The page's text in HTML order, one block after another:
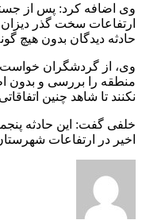
وی اضافه کرد: پس از
ارتفاعات سخت گذر دیزان
حادثه دیدگان بدون هیچ
وی، از گردشگران خواست
منطقه را بررسی و بدون
نکنند تا شاهد چنین
خلفی گفت: این حادثه
اخیر در ارتفاعات